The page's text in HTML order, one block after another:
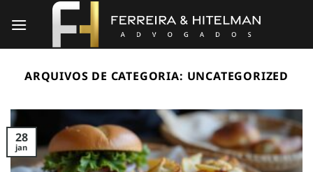
ARQUIVOS DE CATEGORIA: UNCATEGORIZED
28
jan